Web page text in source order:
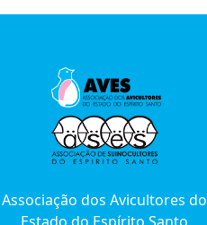
Associação dos Avicultores do